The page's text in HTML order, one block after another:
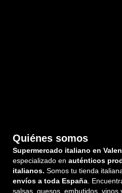
Quiénes somos
Supermercado italiano en
especializado en auténticos
italianos. Somos tu tienda
envíos a toda España .
salsas, quesos, embutidos, vinos